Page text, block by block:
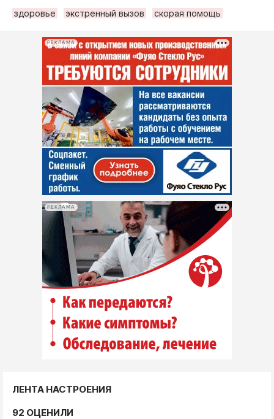
здоровье
экстренный вызов скорая помощь
РЕКЛАМА
РЕКЛАМА
ЛЕНТА НАСТРОЕНИЯ
92 ОЦЕНИЛИ